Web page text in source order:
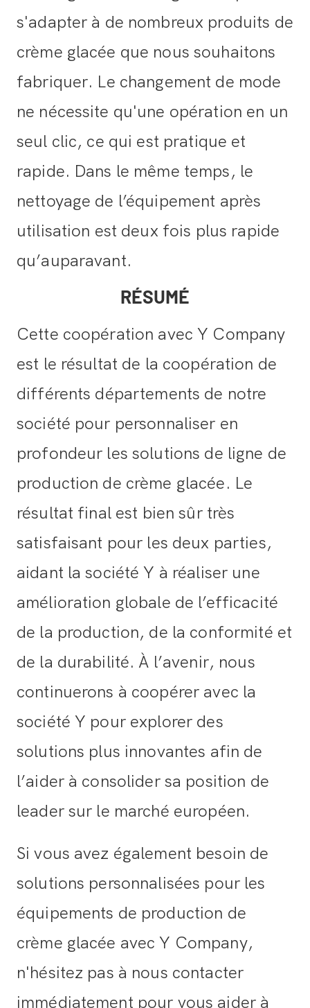
s'adapter à de nombreux produits de
crème glacée que nous souhaitons
fabriquer. Le changement de mode
ne nécessite qu'une opération en un
seul clic, ce qui est pratique et
rapide. Dans le même temps, le
nettoyage de l’équipement après
utilisation est deux fois plus rapide
qu’auparavant.
RÉSUMÉ
Cette coopération avec Y Company
est le résultat de la coopération de
différents départements de notre
société pour personnaliser en
profondeur les solutions de ligne de
production de crème glacée. Le
résultat final est bien sûr très
satisfaisant pour les deux parties,
aidant la société Y à réaliser une
amélioration globale de l’efficacité
de la production, de la conformité et
de la durabilité. À l’avenir, nous
continuerons à coopérer avec la
société Y pour explorer des
solutions plus innovantes afin de
l’aider à consolider sa position de
leader sur le marché européen.
Si vous avez également besoin de
solutions personnalisées pour les
équipements de production de
crème glacée avec Y Company,
n'hésitez pas à nous contacter
immédiatement pour vous aider à